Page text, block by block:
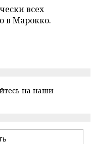
всех
в Марокко.
на наши